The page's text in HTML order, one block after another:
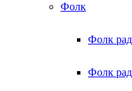
Фолк
Фолк
Фолк